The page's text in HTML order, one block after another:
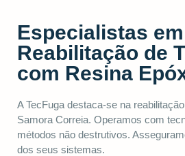
Especialistas em
Reabilitação de
com Resina
A TecFuga destaca-se na
Samora Correia. Operamos com
métodos não destrutivos.
dos seus sistemas.